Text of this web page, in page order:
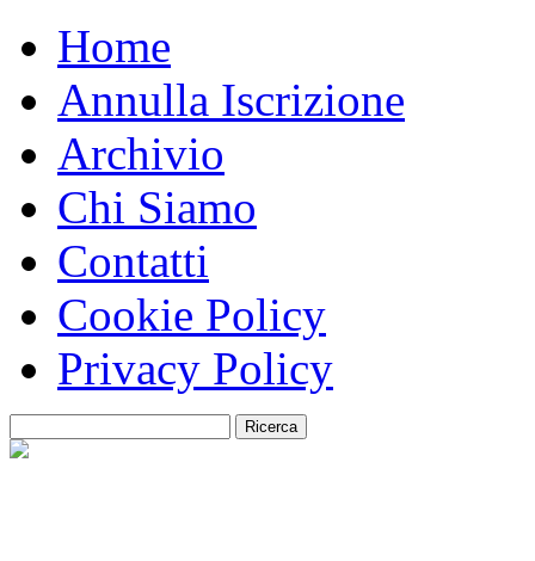
Home
Annulla Iscrizione
Archivio
Chi Siamo
Contatti
Cookie Policy
Privacy Policy